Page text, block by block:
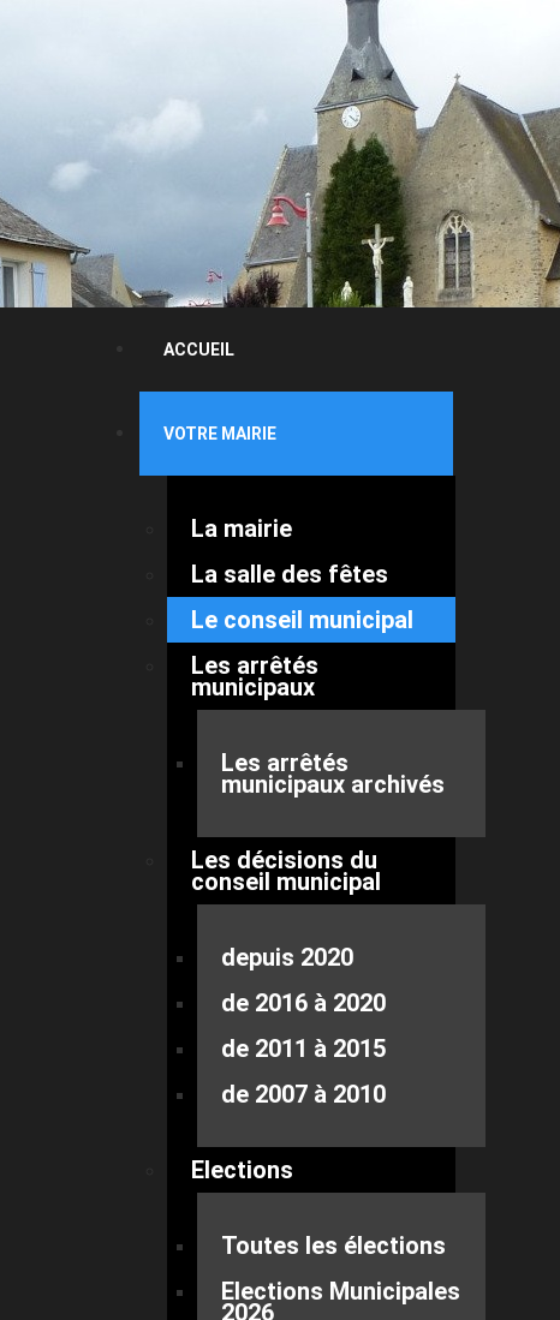
ACCUEIL
VOTRE MAIRIE
La mairie
La salle des fêtes
Le conseil municipal
Les arrêtés
municipaux
Les arrêtés
municipaux archivés
Les décisions du
conseil municipal
depuis 2020
de 2016 à 2020
de 2011 à 2015
de 2007 à 2010
Elections
Toutes les élections
Elections Municipales
2026